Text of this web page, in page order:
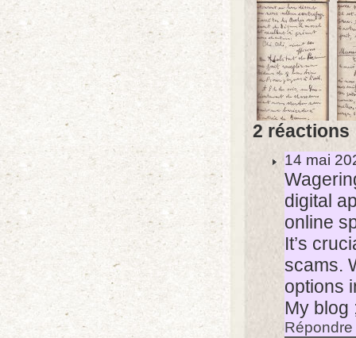
2 réactions
14 mai
digital
online
It’s
scams.
options
My